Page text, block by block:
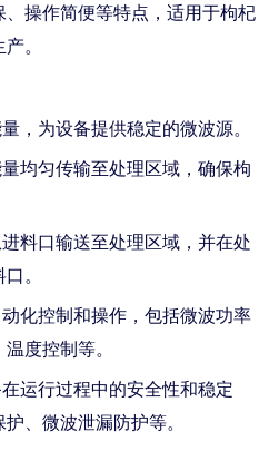
操作简便等特点，适用于枸杞
。
，为设备提供稳定的微波源。
均匀传输至处理区域，确保枸
料口输送至处理区域，并在处
。
化控制和操作，包括微波功率
度控制等。
运行过程中的安全性和稳定
、微波泄漏防护等。